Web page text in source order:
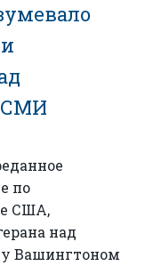
СМИ
по
США,
над
Вашингтоном